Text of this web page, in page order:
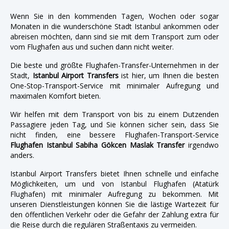
Wenn Sie in den kommenden Tagen, Wochen oder sogar
Monaten in die wunderschöne Stadt Istanbul ankommen oder
abreisen möchten, dann sind sie mit dem Transport zum oder
vom Flughafen aus und suchen dann nicht weiter.
Die beste und größte Flughafen-Transfer-Unternehmen in der
Stadt, Istanbul Airport Transfersist hier, um Ihnen die besten
One-Stop-Transport-Service mit minimaler Aufregung und
maximalen Komfort bieten.
Wir helfen mit dem Transport von bis zu einem Dutzenden
Passagiere jeden Tag, und Sie können sicher sein, dass Sie
nicht finden, eine bessere Flughafen-Transport-Service
Flughafen Istanbul Sabiha Gökcen Maslak Transferirgendwo
anders.
Istanbul Airport Transfers bietet Ihnen schnelle und einfache
Möglichkeiten, um und von Istanbul Flughafen (Atatürk
Flughafen) mit minimaler Aufregung zu bekommen. Mit
unseren Dienstleistungen können Sie die lästige Wartezeit für
den öffentlichen Verkehr oder die Gefahr der Zahlung extra für
die Reise durch die regulären Straßentaxis zu vermeiden.